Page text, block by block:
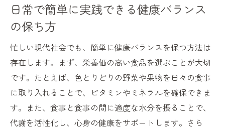
日常で簡単に実践できる健康バランス
の保ち方
忙しい現代社会でも、簡単に健康バランスを保つ方法は
存在します。まず、栄養価の高い食品を選ぶことが大切
です。たとえば、色とりどりの野菜や果物を日々の食事
に取り入れることで、ビタミンやミネラルを確保できま
す。また、食事と食事の間に適度な水分を摂ることで、
代謝を活性化し、心身の健康をサポートします。さら